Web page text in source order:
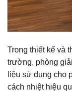
Trong thiết kế và
trường, phòng
liệu sử dụng cho
cách nhiệt hiệu